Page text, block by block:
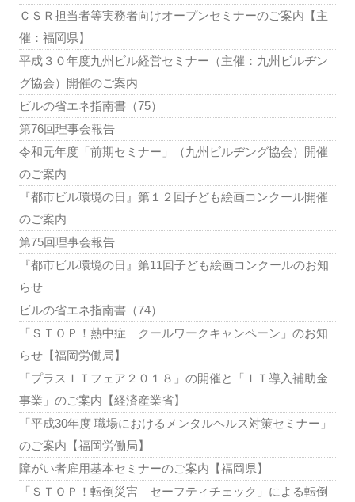
ＣＳＲ担当者等実務者向けオープンセミナーのご案内【主
催：福岡県】
平成３０年度九州ビル経営セミナー（主催：九州ビルヂン
グ協会）開催のご案内
ビルの省エネ指南書（75）
第76回理事会報告
令和元年度「前期セミナー」（九州ビルヂング協会）開催
のご案内
『都市ビル環境の日』第１２回子ども絵画コンクール開催
のご案内
第75回理事会報告
『都市ビル環境の日』第11回子ども絵画コンクールのお知
らせ
ビルの省エネ指南書（74）
「ＳＴＯＰ！熱中症 クールワークキャンペーン」のお知
らせ【福岡労働局】
「プラスＩＴフェア２０１８」の開催と「ＩＴ導入補助金
事業」のご案内【経済産業省】
「平成30年度 職場におけるメンタルヘルス対策セミナー」
のご案内【福岡労働局】
障がい者雇用基本セミナーのご案内【福岡県】
「ＳＴＯＰ！転倒災害 セーフティチェック」による転倒